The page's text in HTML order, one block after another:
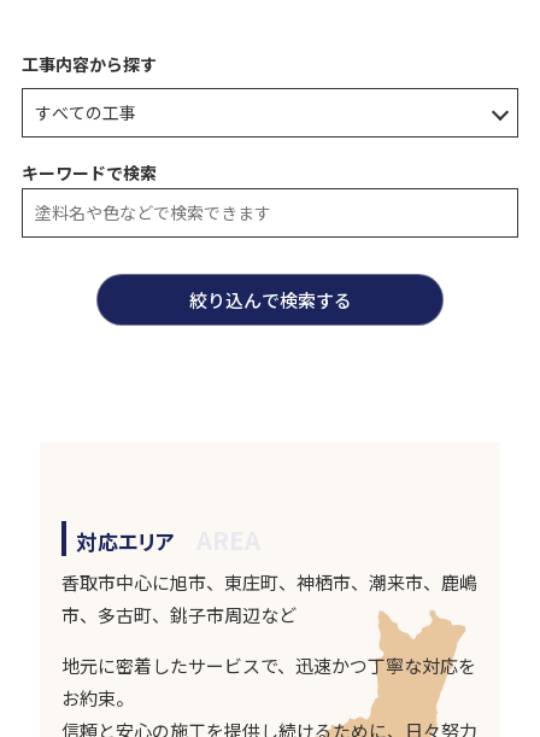
工事内容から探す
キーワードで検索
対応エリア
香取市中心に旭市、東庄町、神栖市、潮来市、鹿嶋
市、多古町、銚子市周辺など
地元に密着したサービスで、迅速かつ丁寧な対応を
お約束。
信頼と安心の施工を提供し続けるために、日々努力